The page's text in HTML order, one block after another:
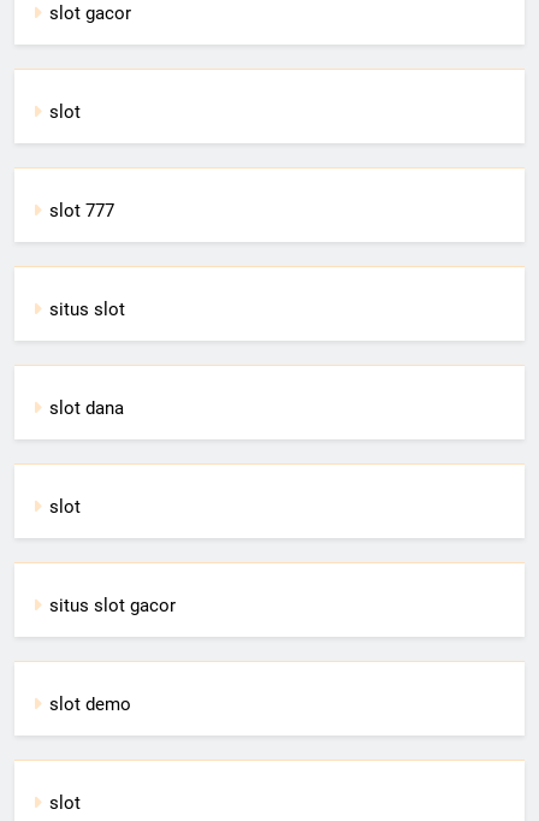
slot gacor
slot
slot 777
situs slot
slot dana
slot
situs slot gacor
slot demo
slot